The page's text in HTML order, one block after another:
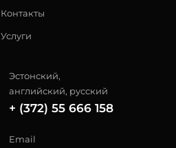
Контакты
Услуги
Эстонский,
английский, русский
+ (372) 55 666 158
Email